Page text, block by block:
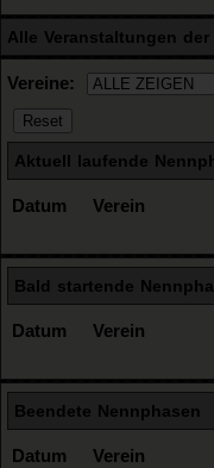
Alle Veranstaltungen der
Vereine:
Aktuell laufende
Datum Verein
Bald startende
Datum Verein
Beendete Nennphasen
Datum Verein